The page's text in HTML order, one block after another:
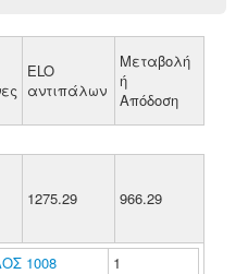
ELO
αντιπάλων
Μεταβολή
ή
Απόδοση
1275.29 966.29
1008
1